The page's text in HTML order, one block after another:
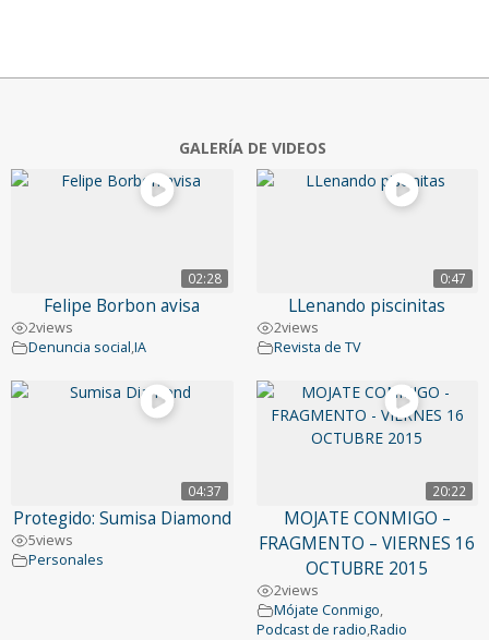
GALERÍA DE VIDEOS
02:28
Felipe Borbon avisa
2views
Denuncia social,IA
0:47
LLenando piscinitas
2views
Revista de TV
04:37
Protegido: Sumisa Diamond
5views
Personales
20:22
MOJATE CONMIGO –
FRAGMENTO – VIERNES 16
OCTUBRE 2015
2views
Mójate Conmigo,
Podcast de radio,Radio